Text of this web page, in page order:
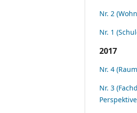
Nr. 2
Nr. 1
2017
Nr. 4
Nr. 3